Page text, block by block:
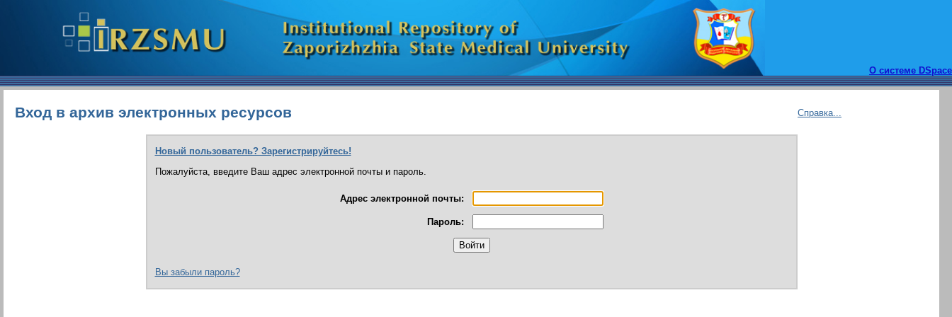
О системе DSpace
Вход в архив электронных ресурсов Справка...
Новый пользователь? Зарегистрируйтесь!
Пожалуйста, введите Ваш адрес электронной почты и пароль.
Адрес электронной почты:
Пароль:
Вы забыли пароль?